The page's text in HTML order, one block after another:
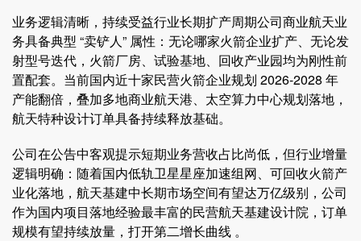
业务逻辑清晰，持续受益行业长期扩产周期公司商业航天业
务具备典型 “卖铲人” 属性：无论哪家火箭企业扩产、无论发
射型号迭代，火箭厂房、试验基地、回收产业园均为刚性前
置配套。当前国内近十家民营火箭企业规划 2026-2028 年
产能翻倍，叠加多地商业航天港、太空算力中心规划落地，
航天特种设计订单具备持续释放基础。
公司在公告中客观提示短期业务营收占比尚低，但行业增量
逻辑明确：随着国内低轨卫星星座加速组网、可回收火箭产
业化落地，航天基建中长期市场空间有望达万亿级别，公司
作为国内项目落地经验最丰富的民营航天基建设计院，订单
规模有望持续放量，打开第二增长曲线 。